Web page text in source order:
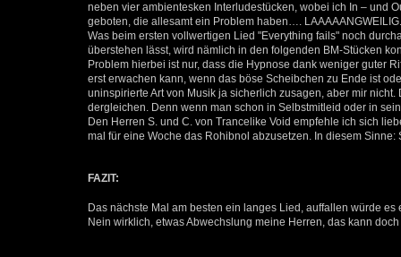
neben vier ambientesken Interludestücken, wobei ich In – und
geboten, die allesamt ein Problem haben…. LAAAAANGWEILIG.
Was beim ersten vollwertigen Lied "Everything fails" noch
überstehen lässt, wird nämlich in den folgenden BM-Stücken
Problem hierbei ist nur, dass die Hypnose dank weniger guter
erst erwachen kann, wenn das böse Scheibchen zu Ende ist
uninspirierte Art von Musik ja sicherlich zusagen, aber mir
dergleichen. Denn wenn man schon in Selbstmitleid oder in
Den Herren S. und C. von Trancelike Void empfehle ich sich
mal für eine Woche das Rohibnol abzusetzen. In diesem Sinne:
FAZIT:
Das nächste Mal am besten ein langes Lied, auffallen würde es
Nein wirklich, etwas Abwechslung meine Herren, das kann